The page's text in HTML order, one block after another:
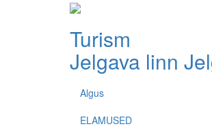
Turism
Jelgava linn
Algus
ELAMUSED